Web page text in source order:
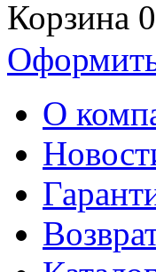
Корзина
О